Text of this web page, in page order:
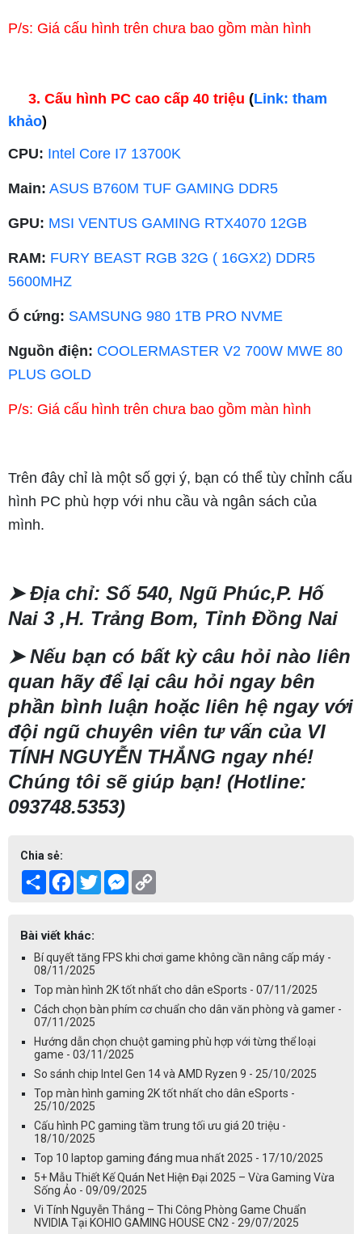
P/s: Giá cấu hình trên chưa bao gồm màn hình
3. Cấu hình PC cao cấp 40 triệu (Link: tham
khảo)
CPU: Intel Core I7 13700K
Main: ASUS B760M TUF GAMING DDR5
GPU: MSI VENTUS GAMING RTX4070 12GB
RAM: FURY BEAST RGB 32G ( 16GX2) DDR5
5600MHZ
Ổ cứng: SAMSUNG 980 1TB PRO NVME
Nguồn điện: COOLERMASTER V2 700W MWE 80
PLUS GOLD
P/s: Giá cấu hình trên chưa bao gồm màn hình
Trên đây chỉ là một số gợi ý, bạn có thể tùy chỉnh cấu
hình PC phù hợp với nhu cầu và ngân sách của
mình.
➤Địa chỉ: Số 540, Ngũ Phúc,P. Hố
Nai 3 ,H. Trảng Bom, Tỉnh Đồng Nai
➤Nếu bạn có bất kỳ câu hỏi nào liên
quan hãy để lại câu hỏi ngay bên
phần bình luận hoặc liên hệ ngay với
đội ngũ chuyên viên tư vấn của VI
TÍNH NGUYỄN THẮNG ngay nhé!
Chúng tôi sẽ giúp bạn! (Hotline:
093748.5353)
Chia sẻ:
Share Facebook
TwitterMessenger
Bài viết khác:
Bí quyết tăng FPS khi chơi game không cần nâng cấp máy -
08/11/2025
Top màn hình 2K tốt nhất cho dân eSports - 07/11/2025
Cách chọn bàn phím cơ chuẩn cho dân văn phòng và gamer -
07/11/2025
Hướng dẫn chọn chuột gaming phù hợp với từng thể loại
game - 03/11/2025
So sánh chip Intel Gen 14 và AMD Ryzen 9 - 25/10/2025
Top màn hình gaming 2K tốt nhất cho dân eSports -
25/10/2025
Cấu hình PC gaming tầm trung tối ưu giá 20 triệu -
18/10/2025
Top 10 laptop gaming đáng mua nhất 2025 - 17/10/2025
5+ Mẫu Thiết Kế Quán Net Hiện Đại 2025 – Vừa Gaming Vừa
Sống Ảo - 09/09/2025
Vi Tính Nguyễn Thắng – Thi Công Phòng Game Chuẩn
NVIDIA Tại KOHIO GAMING HOUSE CN2 - 29/07/2025